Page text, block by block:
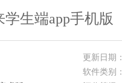
学生端app手机版
更新日期：
软件类别：